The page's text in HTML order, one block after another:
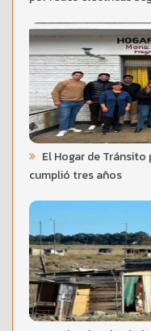
El Hogar de
cumplió tres años